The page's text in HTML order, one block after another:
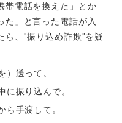
帯電話を換えた」とか
た」と言った電話が入
ら、"振り込め詐欺"を疑
）送って。
に振り込んで。
ら手渡して。